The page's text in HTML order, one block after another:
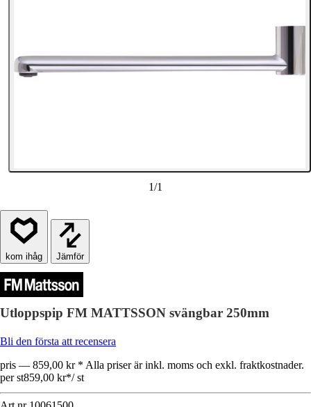
1/1
Jämför
Utloppspip FM MATTSSON svängbar 250mm
Bli den första att recensera
pris — 859,00 kr * Alla priser är inkl. moms och exkl. fraktkostnader.
per st859,00 kr*/ st